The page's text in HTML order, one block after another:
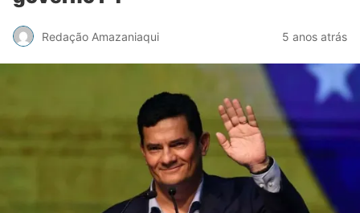
Redação Amazaniaqui 5 anos atrás